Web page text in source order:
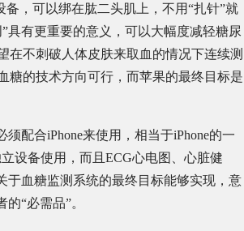
，可以绑在肱二头肌上，不用“扎针”就
具有更重要的意义，可以大幅度减轻糖尿
在不刺破人体皮肤来取血的情况下连续测
糖的技术方向可行，而苹果的最终目标是
配合iPhone来使用，相当于iPhone的一
设备使用，而且ECG心电图、心脏健
于血糖监测系统的最终目标能够实现，意
“必需品”。